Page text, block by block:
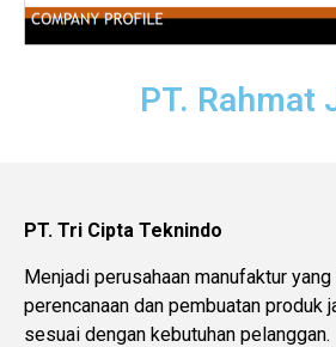
PT. Rahmat
PT. Tri Cipta Teknindo
Menjadi perusahaan manufaktur
perencanaan dan pembuatan produk
sesuai dengan kebutuhan pelanggan.